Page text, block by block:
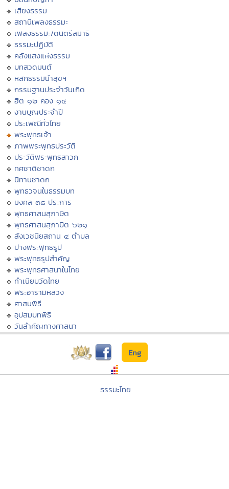
เสียงธรรม
สถานีเพลงธรรมะ
เพลงธรรมะ/ดนตรีสมาธิ
ธรรมะปฏิบัติ
คลังแสงแห่งธรรม
บทสวดมนต์
หลักธรรมนำสุขฯ
กรรมฐานประจำวันเกิด
ฮีต ๑๒ คอง ๑๔
งานบุญประจำปี
ประเพณีทั่วไทย
พระพุทธเจ้า
ภาพพระพุทธประวัติ
ประวัติพระพุทธสาวก
ทศชาติชาดก
นิทานชาดก
พุทธวจนในธรรมบท
มงคล ๓๘ ประการ
พุทธศาสนสุภาษิต
พุทธศาสนสุภาษิต ๖๒๑
สังเวชนียสถาน ๔ ตำบล
ปางพระพุทธรูป
พระพุทธรูปสำคัญ
พระพุทธศาสนาในไทย
ทำเนียบวัดไทย
พระอารามหลวง
ศาสนพิธี
อุปสมบทพิธี
วันสำคัญทางศาสนา
Eng
ธรรมะไทย